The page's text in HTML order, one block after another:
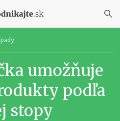
umožňuje
podľa
stopy